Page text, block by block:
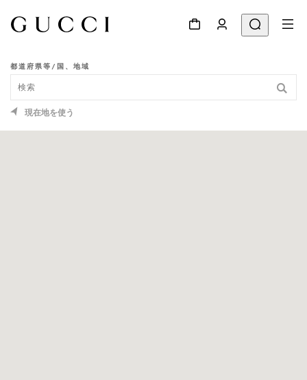
ショップ検索
都道府県等/国、地域
現在地を使う